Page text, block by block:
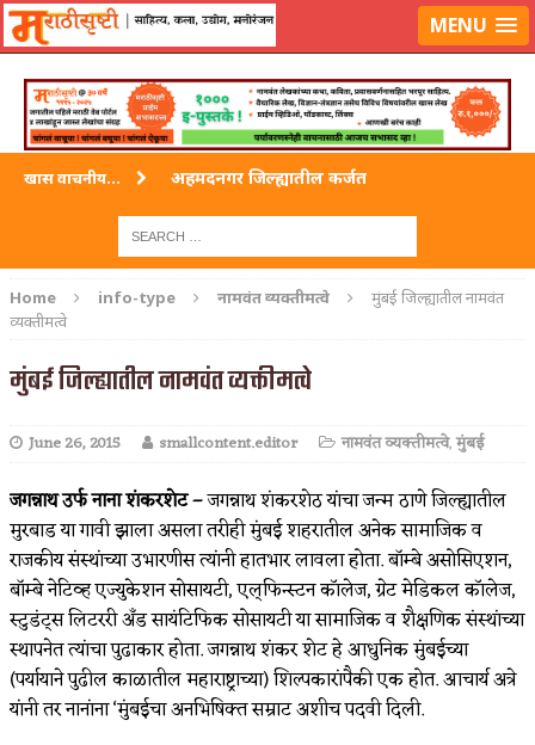
लॉग-इन करा|लेखक नोंदणी करा MENU
खास वाचनीय... अहमदनगर जिल्ह्यातील कर्जत
अहमदपूर – लातूर जिल्ह्यातील महत्त्वाचे शहर
गडचिरोली जिल्ह्यातील आदिवासींचे ‘ढोल’ नृत्य
Home info-type नामवंत व्यक्तीमत्वे
मुंबई जिल्ह्यातील नामवंत
व्यक्तीमत्वे
मुंबई जिल्ह्यातील नामवंत व्यक्तीमत्वे
June 26, 2015 smallcontent.editor नामवंत व्यक्तीमत्वे,मुंबई
जगन्नाथ उर्फ नाना शंकरशेट –जगन्नाथ शंकरशेठ यांचा जन्म ठाणे जिल्ह्यातील
मुरबाड या गावी झाला असला तरीही मुंबई शहरातील अनेक सामाजिक व
राजकीय संस्थांच्या उभारणीस त्यांनी हातभार लावला होता. बॉम्बे असोसिएशन,
बॉम्बे नेटिव्ह एज्युकेशन सोसायटी, एल्‌फिन्स्टन कॉलेज, ग्रेट मेडिकल कॉलेज,
स्टुडंट्‌स लिटररी अँड सायंटिफिक सोसायटी या सामाजिक व शैक्षणिक संस्थांच्या
स्थापनेत त्यांचा पुढाकार होता. जगन्नाथ शंकर शेट हे आधुनिक मुंबईच्या
(पर्यायाने पुढील काळातील महाराष्ट्राच्या) शिल्पकारांपैकी एक होत. आचार्य अत्रे
यांनी तर नानांना ‘मुंबईचा अनभिषिक्त सम्राट अशीच पदवी दिली.